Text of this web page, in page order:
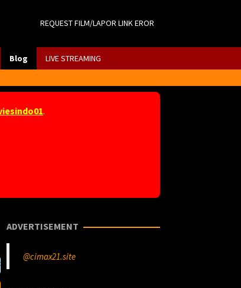
REQUEST FILM/LAPOR LINK EROR
Blog LIVE STREAMING
.
kesayangan anda terdapat eror. anda bisa memberi tahu kami
ADVERTISEMENT
@cimax21.site